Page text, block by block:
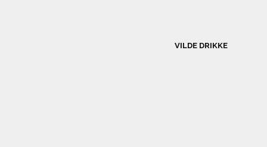
VILDE DRIKKE